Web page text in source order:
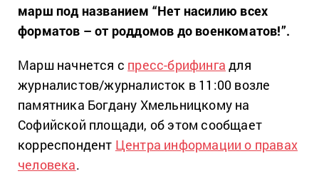
марш под названием “Нет насилию всех
форматов – от роддомов до военкоматов!”.
Марш начнется с пресс-брифинга для
журналистов/журналисток в 11:00 возле
памятника Богдану Хмельницкому на
Софийской площади, об этом сообщает
корреспондент Центра информации о правах
человека.